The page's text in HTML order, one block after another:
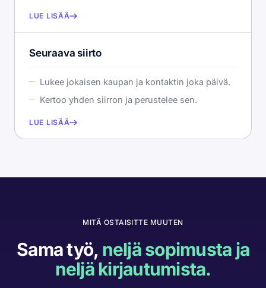
LUE LISÄÄ
Seuraava siirto
Lukee jokaisen kaupan ja kontaktin joka päivä.
Kertoo yhden siirron ja perustelee sen.
LUE LISÄÄ
MITÄ OSTAISITTE MUUTEN
Sama työ, neljä sopimusta ja
neljä kirjautumista.